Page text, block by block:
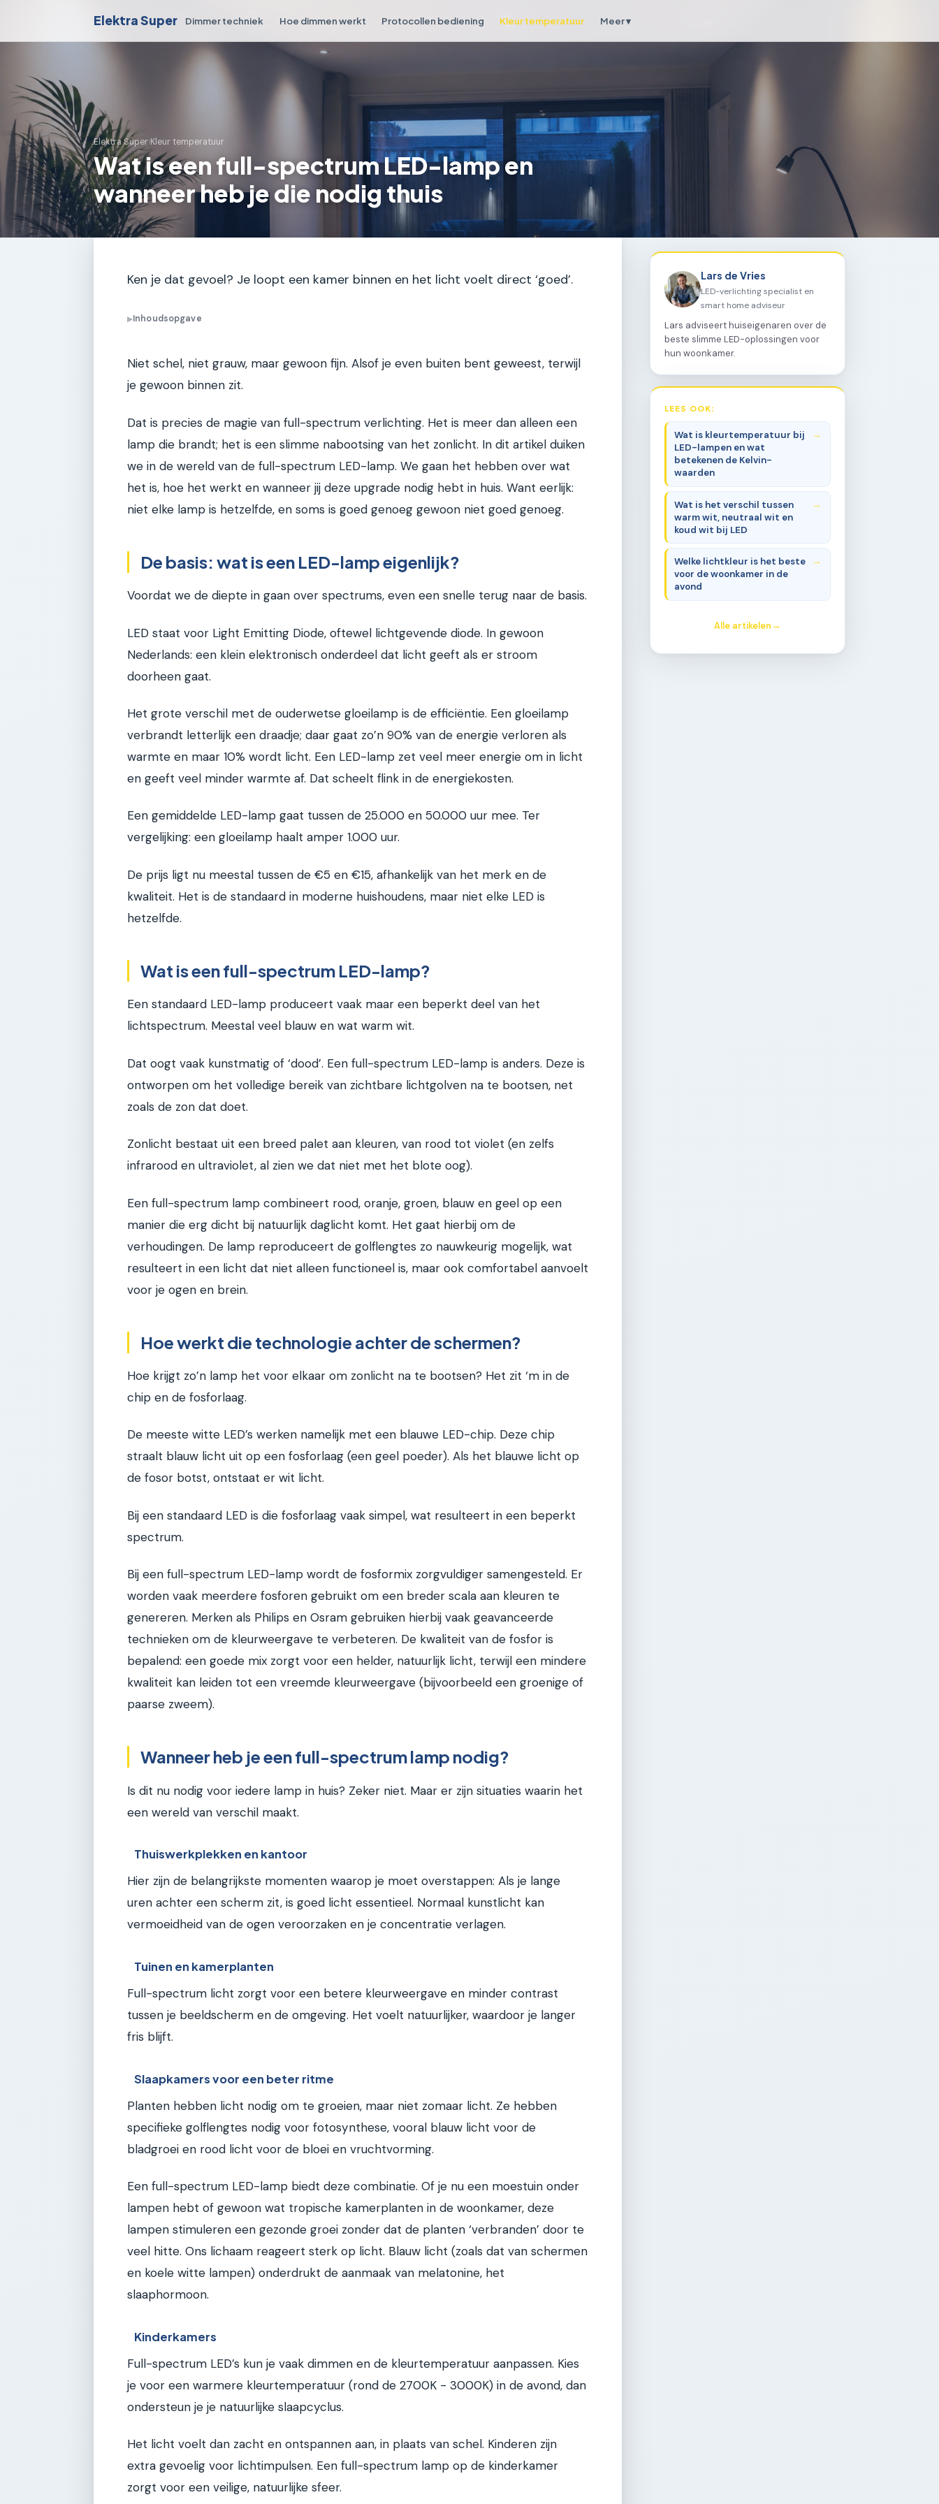
Elektra Super Dimmer techniek Hoe dimmen werkt Protocollen bediening Kleur temperatuur Meer ▾
Elektra Super›Kleur temperatuur
Wat is een full-spectrum LED-lamp en
wanneer heb je die nodig thuis
Ken je dat gevoel? Je loopt een kamer binnen en het licht voelt direct ‘goed’.
▶Inhoudsopgave
Niet schel, niet grauw, maar gewoon fijn. Alsof je even buiten bent geweest, terwijl
je gewoon binnen zit.
Dat is precies de magie van full-spectrum verlichting. Het is meer dan alleen een
lamp die brandt; het is een slimme nabootsing van het zonlicht. In dit artikel duiken
we in de wereld van de full-spectrum LED-lamp. We gaan het hebben over wat
het is, hoe het werkt en wanneer jij deze upgrade nodig hebt in huis. Want eerlijk:
niet elke lamp is hetzelfde, en soms is goed genoeg gewoon niet goed genoeg.
De basis: wat is een LED-lamp eigenlijk?
Voordat we de diepte in gaan over spectrums, even een snelle terug naar de basis.
LED staat voor Light Emitting Diode, oftewel lichtgevende diode. In gewoon
Nederlands: een klein elektronisch onderdeel dat licht geeft als er stroom
doorheen gaat.
Het grote verschil met de ouderwetse gloeilamp is de efficiëntie. Een gloeilamp
verbrandt letterlijk een draadje; daar gaat zo’n 90% van de energie verloren als
warmte en maar 10% wordt licht. Een LED-lamp zet veel meer energie om in licht
en geeft veel minder warmte af. Dat scheelt flink in de energiekosten.
Een gemiddelde LED-lamp gaat tussen de 25.000 en 50.000 uur mee. Ter
vergelijking: een gloeilamp haalt amper 1.000 uur.
De prijs ligt nu meestal tussen de €5 en €15, afhankelijk van het merk en de
kwaliteit. Het is de standaard in moderne huishoudens, maar niet elke LED is
hetzelfde.
Wat is een full-spectrum LED-lamp?
Een standaard LED-lamp produceert vaak maar een beperkt deel van het
lichtspectrum. Meestal veel blauw en wat warm wit.
Dat oogt vaak kunstmatig of ‘dood’. Een full-spectrum LED-lamp is anders. Deze is
ontworpen om het volledige bereik van zichtbare lichtgolven na te bootsen, net
zoals de zon dat doet.
Zonlicht bestaat uit een breed palet aan kleuren, van rood tot violet (en zelfs
infrarood en ultraviolet, al zien we dat niet met het blote oog).
Een full-spectrum lamp combineert rood, oranje, groen, blauw en geel op een
manier die erg dicht bij natuurlijk daglicht komt. Het gaat hierbij om de
verhoudingen. De lamp reproduceert de golflengtes zo nauwkeurig mogelijk, wat
resulteert in een licht dat niet alleen functioneel is, maar ook comfortabel aanvoelt
voor je ogen en brein.
Hoe werkt die technologie achter de schermen?
Hoe krijgt zo’n lamp het voor elkaar om zonlicht na te bootsen? Het zit ‘m in de
chip en de fosforlaag.
De meeste witte LED’s werken namelijk met een blauwe LED-chip. Deze chip
straalt blauw licht uit op een fosforlaag (een geel poeder). Als het blauwe licht op
de fosor botst, ontstaat er wit licht.
Bij een standaard LED is die fosforlaag vaak simpel, wat resulteert in een beperkt
spectrum.
Bij een full-spectrum LED-lamp wordt de fosformix zorgvuldiger samengesteld. Er
worden vaak meerdere fosforen gebruikt om een breder scala aan kleuren te
genereren. Merken als Philips en Osram gebruiken hierbij vaak geavanceerde
technieken om de kleurweergave te verbeteren. De kwaliteit van de fosfor is
bepalend: een goede mix zorgt voor een helder, natuurlijk licht, terwijl een mindere
kwaliteit kan leiden tot een vreemde kleurweergave (bijvoorbeeld een groenige of
paarse zweem).
Wanneer heb je een full-spectrum lamp nodig?
Is dit nu nodig voor iedere lamp in huis? Zeker niet. Maar er zijn situaties waarin het
een wereld van verschil maakt.
Thuiswerkplekken en kantoor
Hier zijn de belangrijkste momenten waarop je moet overstappen: Als je lange
uren achter een scherm zit, is goed licht essentieel. Normaal kunstlicht kan
vermoeidheid van de ogen veroorzaken en je concentratie verlagen.
Tuinen en kamerplanten
Full-spectrum licht zorgt voor een betere kleurweergave en minder contrast
tussen je beeldscherm en de omgeving. Het voelt natuurlijker, waardoor je langer
fris blijft.
Slaapkamers voor een beter ritme
Planten hebben licht nodig om te groeien, maar niet zomaar licht. Ze hebben
specifieke golflengtes nodig voor fotosynthese, vooral blauw licht voor de
bladgroei en rood licht voor de bloei en vruchtvorming.
Een full-spectrum LED-lamp biedt deze combinatie. Of je nu een moestuin onder
lampen hebt of gewoon wat tropische kamerplanten in de woonkamer, deze
lampen stimuleren een gezonde groei zonder dat de planten ‘verbranden’ door te
veel hitte. Ons lichaam reageert sterk op licht. Blauw licht (zoals dat van schermen
en koele witte lampen) onderdrukt de aanmaak van melatonine, het
slaaphormoon.
Kinderkamers
Full-spectrum LED’s kun je vaak dimmen en de kleurtemperatuur aanpassen. Kies
je voor een warmere kleurtemperatuur (rond de 2700K - 3000K) in de avond, dan
ondersteun je je natuurlijke slaapcyclus.
Het licht voelt dan zacht en ontspannen aan, in plaats van schel. Kinderen zijn
extra gevoelig voor lichtimpulsen. Een full-spectrum lamp op de kinderkamer
zorgt voor een veilige, natuurlijke sfeer.
Lars de Vries
LED-verlichting specialist en
smart home adviseur
Lars adviseert huiseigenaren over de
beste slimme LED-oplossingen voor
hun woonkamer.
LEES OOK:
Wat is kleurtemperatuur bij
LED-lampen en wat
betekenen de Kelvin-
waarden
Wat is het verschil tussen
warm wit, neutraal wit en
koud wit bij LED
Welke lichtkleur is het beste
voor de woonkamer in de
avond
Alle artikelen